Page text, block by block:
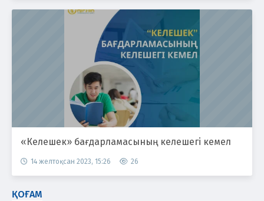
«Келешек» бағдарламасының келешегі кемел
14 желтоқсан 2023, 15:26 26
ҚОҒАМ